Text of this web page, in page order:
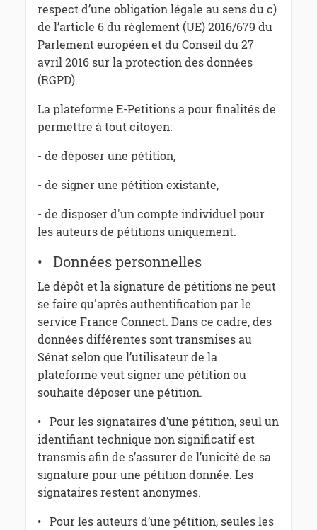
respect d’une obligation légale au sens du c)
de l’article 6 du règlement (UE) 2016/679 du
Parlement européen et du Conseil du 27
avril 2016 sur la protection des données
(RGPD).
La plateforme E-Petitions a pour finalités de
permettre à tout citoyen:
- de déposer une pétition,
- de signer une pétition existante,
- de disposer d'un compte individuel pour
les auteurs de pétitions uniquement.
• Données personnelles
Le dépôt et la signature de pétitions ne peut
se faire qu'après authentification par le
service France Connect. Dans ce cadre, des
données différentes sont transmises au
Sénat selon que l’utilisateur de la
plateforme veut signer une pétition ou
souhaite déposer une pétition.
• Pour les signataires d’une pétition, seul un
identifiant technique non significatif est
transmis afin de s’assurer de l’unicité de sa
signature pour une pétition donnée. Les
signataires restent anonymes.
• Pour les auteurs d’une pétition, seules les